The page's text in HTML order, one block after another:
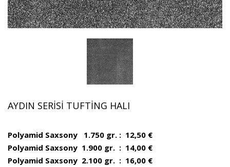
AYDIN SERISI TUFTING HALI
Polyamid Saxsony 1.750 gr. : 12,50 €
Polyamid Saxsony 1.900 gr. : 14,00 €
Polyamid Saxsony 2.100 gr. : 16,00 €